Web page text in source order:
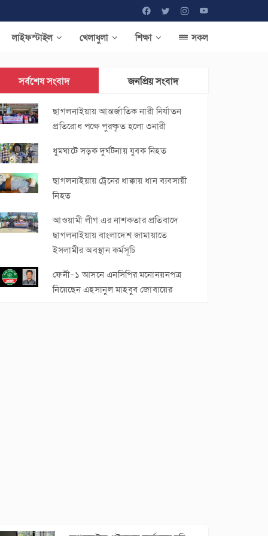
লাইফস্টাইল খেলাধুলা শিক্ষা সকল
সর্বশেষ সংবাদ জনপ্রিয় সংবাদ
ছাগলনাইয়ায় আন্তর্জাতিক নারী নির্যাতন
প্রতিরোধ পক্ষে পুরষ্কৃত হলো ৩নারী
ধুমঘাটে সড়ক দুর্ঘটনায় যুবক নিহত
ছাগলনাইয়ায় ট্রেনের ধাক্কায় ধান ব্যবসায়ী
নিহত
আওয়ামী লীগ এর নাশকতার প্রতিবাদে
ছাগলনাইয়ায় বাংলাদেশ জামায়াতে
ইসলামীর অবস্থান কর্মসূচি
ফেনী-১ আসনে এনসিপির মনোনয়নপত্র
নিয়েছেন এহসানুল মাহবুব জোবায়ের